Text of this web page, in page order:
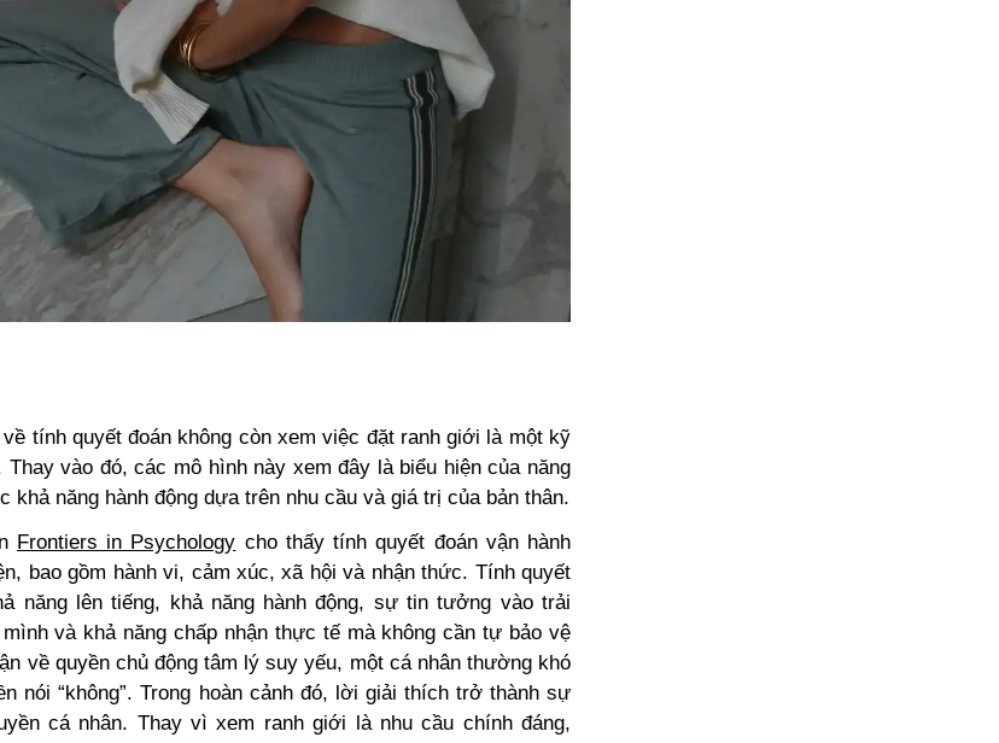
tính quyết đoán không còn xem việc đặt ranh giới là một kỹ
Thay vào đó, các mô hình này xem đây là biểu hiện của năng
khả năng hành động dựa trên nhu cầu và giá trị của bản thân.
Frontiers in Psychology cho thấy tính quyết đoán vận hành
bao gồm hành vi, cảm xúc, xã hội và nhận thức. Tính quyết
năng lên tiếng, khả năng hành động, sự tin tưởng vào trải
và khả năng chấp nhận thực tế mà không cần tự bảo vệ
về quyền chủ động tâm lý suy yếu, một cá nhân thường khó
nói “không”. Trong hoàn cảnh đó, lời giải thích trở thành sự
cá nhân. Thay vì xem ranh giới là nhu cầu chính đáng,